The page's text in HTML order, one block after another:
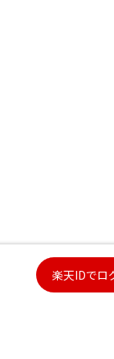
楽天IDでロ